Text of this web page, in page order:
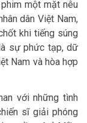
một mặt nêu
dân Việt Nam,
khi tiếng súng
sự phức tạp, dữ
Nam và hòa hợp
với những tình
sĩ giải phóng